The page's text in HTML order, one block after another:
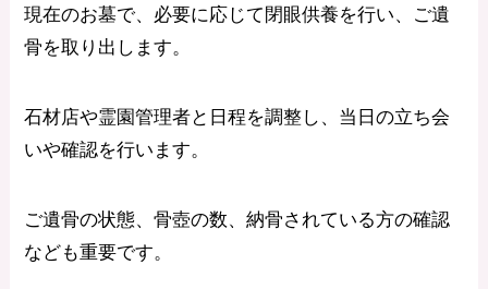
現在のお墓で、必要に応じて閉眼供養を行い、ご遺
骨を取り出します。
石材店や霊園管理者と日程を調整し、当日の立ち会
いや確認を行います。
ご遺骨の状態、骨壺の数、納骨されている方の確認
なども重要です。